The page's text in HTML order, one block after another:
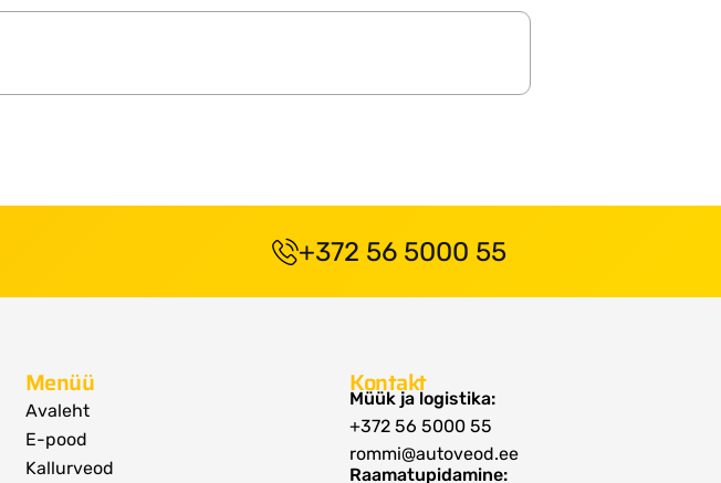
+372 56 5000 55
Menüü
Avaleht
E-pood
Kallurveod
Kontakt
Müük ja logistika:
+372 56 5000 55
rommi@autoveod.ee
Raamatupidamine: